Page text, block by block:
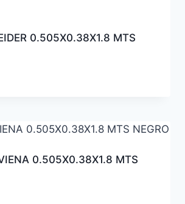
0.505X0.38X1.8 MTS
0.505X0.38X1.8 MTS